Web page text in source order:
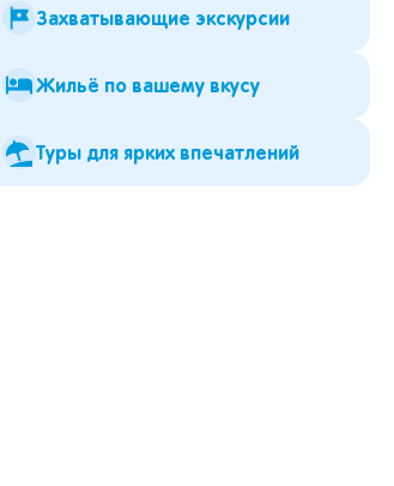
Захватывающие экскурсии
Жильё по вашему вкусу
Туры для ярких впечатлений